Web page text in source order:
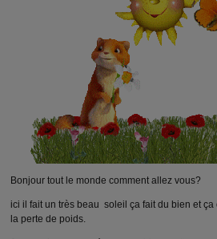
Bonjour tout le monde comment allez vous?
ici il fait un très beau soleil ça fait du bien et
la perte de poids.